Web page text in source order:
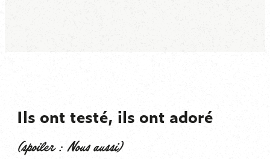
Ils ont testé, ils ont adoré
(spoiler : Nous aussi)